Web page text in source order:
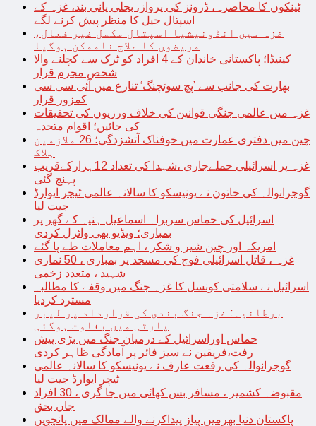
ٹینکوں کا محاصرہ، ڈرونز کی پرواز، بجلی پانی بند، غزہ کے
اسپتال جیل کا منظر پیش کرنے لگے
غزہ میں انڈونیشیا اسپتال مکمل غیر فعال،
مریضوں کا علاج ناممکن ہوگیا
کینیڈا؛ پاکستانی خاندان کے 4 افراد کو ٹرک سے کچلنے والا
شخص مجرم قرار
بھارت کی جانب سے ’پچ سوئچنگ‘ تنازع میں آئی سی سی
کمزور قرار
غزہ میں عالمی جنگی قوانین کی خلاف ورزیوں کی تحقیقات
کی جائیں؛ اقوام متحدہ
چین میں دفتری عمارت میں خوفناک آتشزدگی؛ 26 ملازمین
ہلاک
غزہ پر اسرائیلی حملےجاری ،شہدا کی تعداد 12ہزارکےقریب
پہنچ گئی
گوجرانوالہ کی خاتون نے یونیسکو کا سالانہ عالمی ٹیچر ایوارڈ
جیت لیا
اسرائیل کی حماس سربراہ اسماعیل ہنیہ کے گھر پر
بمباری؛ ویڈیو بھی وائرل کردی
امریکہ اور چین شیر و شکر ، اہم معاملات طے پا گئے
غزہ ، قاتل اسرائیلی فوج کی مسجد پر بمباری ، 50 نمازی
شہید ، متعدد زخمی
اسرائیل نے سلامتی کونسل کا غزہ جنگ میں وقفے کا مطالبہ
مسترد کردیا
برطانیہ: غزہ جنگ بندی کی قرارداد پر لیبر
پارٹی میں بغاوت ہوگئی
حماس اوراسرائیل کے درمیان جنگ میں بڑی پیش
رفت،فریقین نے سیز فائر پر آمادگی ظاہر کردی
گوجرانوالہ کی رفعت عارف نے یونیسکو کا سالانہ عالمی
ٹیچر ایوارڈ جیت لیا
مقبوضہ کشمیر ، مسافر بس کھائی میں جا گری ، 30 افراد
جاں بحق
پاکستان دنیا بھرمیں پیاز پیداکرنے والے ممالک میں پانچویں